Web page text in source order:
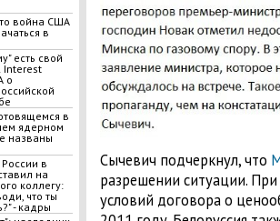
война США
в
есть свой
Interest
о
в
ядерном
названы
в
на
коллегу:
что ты
- кадры
Сычевич подчеркнул, что
разрешении ситуации.
условий договора о